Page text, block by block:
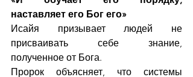
наставляет его Бог его»
Исайя призывает людей не
присваивать себе знание,
полученное от Бога.
Пророк объясняет, что системы